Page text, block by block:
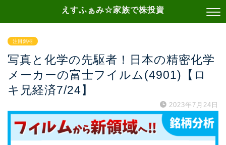
えすふぁみ☆家族で株投資
注目銘柄
写真と化学の先駆者！日本の精密化学
メーカーの富士フイルム(4901)【ロ
キ兄経済7/24】
2023年7月24日